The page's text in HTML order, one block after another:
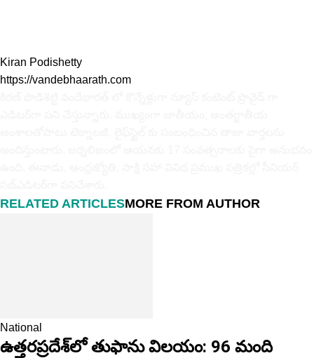
Kiran Podishetty
https://vandebhaarath.com
RELATED ARTICLESMORE FROM AUTHOR
National
ఉత్తరప్రదేశ్‌లో తుఫాను విలయం: 96 మంది